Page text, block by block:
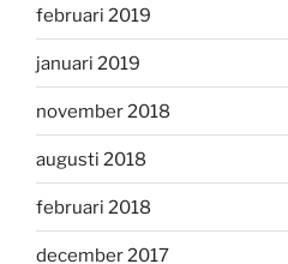
februari 2019
januari 2019
november 2018
augusti 2018
februari 2018
december 2017